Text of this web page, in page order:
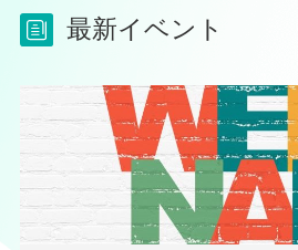
最新イベント